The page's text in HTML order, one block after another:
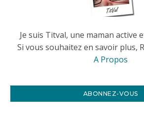
Je suis Titval, une maman active
Si vous souhaitez en savoir plus,
A Propos
ABONNEZ-VOUS